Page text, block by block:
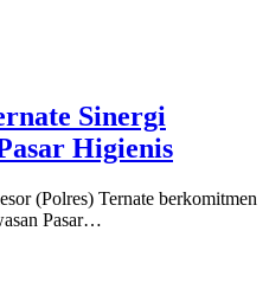
Sinergi
Higienis
(Polres) Ternate berkomitmen
Pasar…